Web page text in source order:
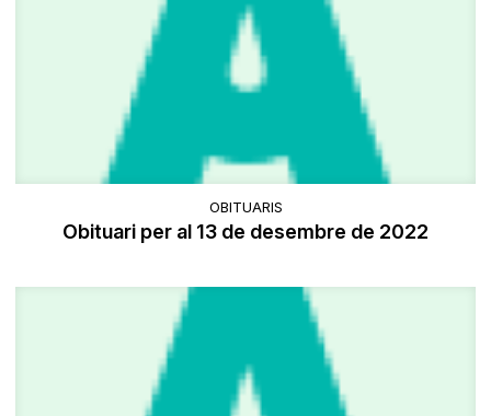
OBITUARIS
Obituari per al 13 de desembre de 2022